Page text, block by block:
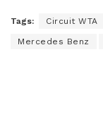
Tags: Circuit WTA
Mercedes Benz